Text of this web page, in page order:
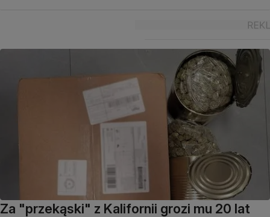
Za "przekąski" z Kalifornii grozi mu 20 lat